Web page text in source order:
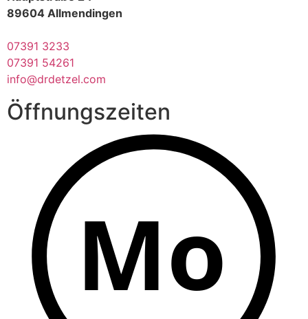
89604 Allmendingen
07391 3233
07391 54261
info@drdetzel.com
Öffnungszeiten
Mo